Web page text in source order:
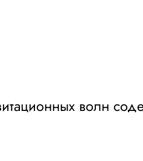
волн